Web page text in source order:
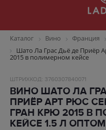
Каталог Вино Франция
Шато Ла Грас Дьё де Приёр
2015 в полимерном кейсе
ШТРИХКОД: 3760307840071
ВИНО ШАТО ЛА
ПРИЁР АРТ РЮС
ГРАН КРЮ 2015 В
КЕЙСЕ 1.5 Л ОПТОМ